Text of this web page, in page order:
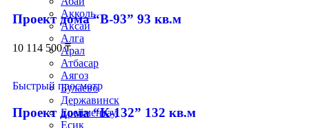
Акколь
Аксай
Алга
Арал
Атбасар
Аягоз
Булаево
Державинск
Ерейментау
Есик
Проект дома “В-93” 93 кв.м
10 114 500₸
Быстрый просмотр
Проект дома “К-132” 132 кв.м